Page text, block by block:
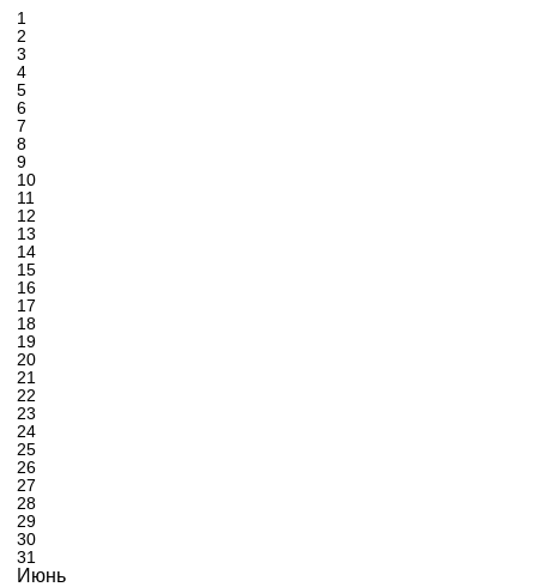
1
2
3
4
5
6
7
8
9
10
11
12
13
14
15
16
17
18
19
20
21
22
23
24
25
26
27
28
29
30
31
Июнь